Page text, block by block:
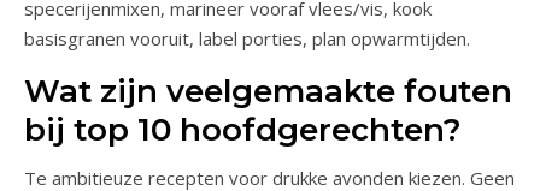
specerijenmixen, marineer vooraf vlees/vis, kook
basisgranen vooruit, label porties, plan opwarmtijden.
Wat zijn veelgemaakte fouten
bij top 10 hoofdgerechten?
Te ambitieuze recepten voor drukke avonden kiezen. Geen